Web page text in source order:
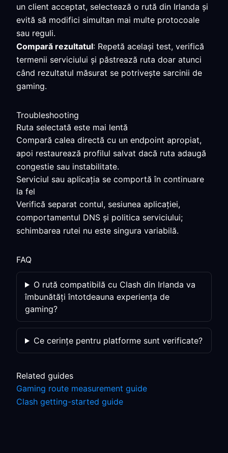
un client acceptat, selectează o rută din Irlanda și
evită să modifici simultan mai multe protocoale
sau reguli.
Compară rezultatul: Repetă același test, verifică
termenii serviciului și păstrează ruta doar atunci
când rezultatul măsurat se potrivește sarcinii de
gaming.
Troubleshooting
Ruta selectată este mai lentă
Compară calea directă cu un endpoint apropiat,
apoi restaurează profilul salvat dacă ruta adaugă
congestie sau instabilitate.
Serviciul sau aplicația se comportă în continuare
la fel
Verifică separat contul, sesiunea aplicației,
comportamentul DNS și politica serviciului;
schimbarea rutei nu este singura variabilă.
FAQ
O rută compatibilă cu Clash din Irlanda va
îmbunătăți întotdeauna experiența de
gaming?
Ce cerințe pentru platforme sunt verificate?
Related guides
Gaming route measurement guide
Clash getting-started guide